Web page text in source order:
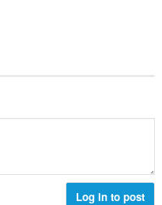
Log in to post